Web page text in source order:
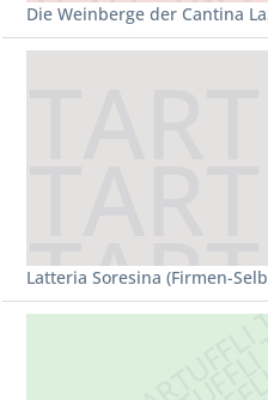
Die Weinberge der Cantina
Latteria Soresina (Firmen-